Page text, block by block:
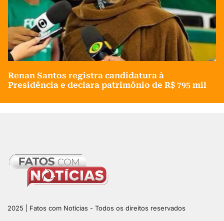
Renan Santos registra candidatura à
Presidência e declara patrimônio de R$ 795 mil
2025 | Fatos com Notícias - Todos os direitos reservados